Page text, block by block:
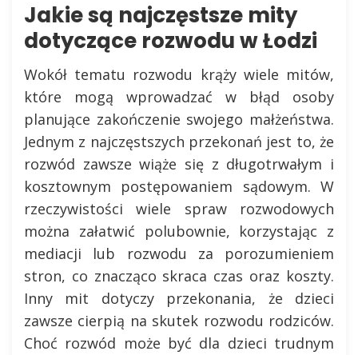
Jakie są najczęstsze mity
dotyczące rozwodu w Łodzi
Wokół tematu rozwodu krąży wiele mitów,
które mogą wprowadzać w błąd osoby
planujące zakończenie swojego małżeństwa.
Jednym z najczęstszych przekonań jest to, że
rozwód zawsze wiąże się z długotrwałym i
kosztownym postępowaniem sądowym. W
rzeczywistości wiele spraw rozwodowych
można załatwić polubownie, korzystając z
mediacji lub rozwodu za porozumieniem
stron, co znacząco skraca czas oraz koszty.
Inny mit dotyczy przekonania, że dzieci
zawsze cierpią na skutek rozwodu rodziców.
Choć rozwód może być dla dzieci trudnym